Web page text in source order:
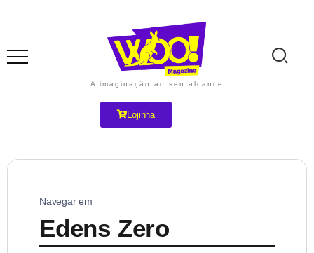
A imaginação ao seu alcance
Lojinha
Navegar em
Edens Zero